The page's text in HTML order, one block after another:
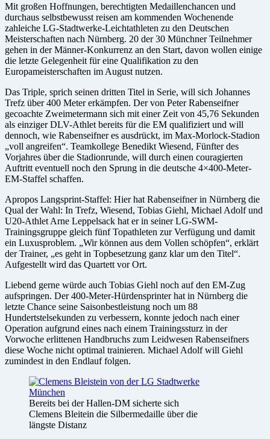
Mit großen Hoffnungen, berechtigten Medaillenchancen und
durchaus selbstbewusst reisen am kommenden Wochenende
zahleiche LG-Stadtwerke-Leichtathleten zu den Deutschen
Meisterschaften nach Nürnberg. 20 der 30 Münchner Teilnehmer
gehen in der Männer-Konkurrenz an den Start, davon wollen einige
die letzte Gelegenheit für eine Qualifikation zu den
Europameisterschaften im August nutzen.
Das Triple, sprich seinen dritten Titel in Serie, will sich Johannes
Trefz über 400 Meter erkämpfen. Der von Peter Rabenseifner
gecoachte Zweimetermann sich mit einer Zeit von 45,76 Sekunden
als einziger DLV-Athlet bereits für die EM qualifiziert und will
dennoch, wie Rabenseifner es ausdrückt, im Max-Morlock-Stadion
„voll angreifen“. Teamkollege Benedikt Wiesend, Fünfter des
Vorjahres über die Stadionrunde, will durch einen couragierten
Auftritt eventuell noch den Sprung in die deutsche 4×400-Meter-
EM-Staffel schaffen.
Apropos Langsprint-Staffel: Hier hat Rabenseifner in Nürnberg die
Qual der Wahl: In Trefz, Wiesend, Tobias Giehl, Michael Adolf und
U20-Athlet Arne Leppelsack hat er in seiner LG-SWM-
Trainingsgruppe gleich fünf Topathleten zur Verfügung und damit
ein Luxusproblem. „Wir können aus dem Vollen schöpfen“, erklärt
der Trainer, „es geht in Topbesetzung ganz klar um den Titel“.
Aufgestellt wird das Quartett vor Ort.
Liebend gerne würde auch Tobias Giehl noch auf den EM-Zug
aufspringen. Der 400-Meter-Hürdensprinter hat in Nürnberg die
letzte Chance seine Saisonbestleistung noch um 88
Hundertstelsekunden zu verbessern, konnte jedoch nach einer
Operation aufgrund eines nach einem Trainingssturz in der
Vorwoche erlittenen Handbruchs zum Leidwesen Rabenseifners
diese Woche nicht optimal trainieren. Michael Adolf will Giehl
zumindest in den Endlauf folgen.
Bereits bei der Hallen-DM sicherte sich
Clemens Bleitein die Silbermedaille über die
längste Distanz